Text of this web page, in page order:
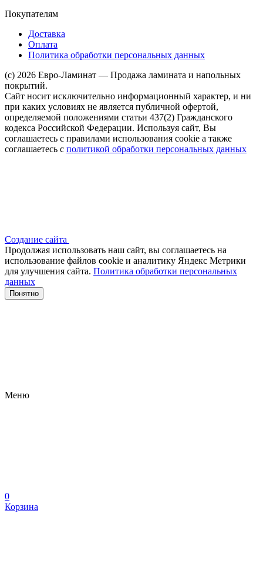
Покупателям
Доставка
Оплата
Политика обработки персональных данных
(c) 2026 Евро-Ламинат — Продажа ламината и напольных
покрытий.
Сайт носит исключительно информационный характер, и ни
при каких условиях не является публичной офертой,
определяемой положениями статьи 437(2) Гражданского
кодекса Российской Федерации. Используя сайт, Вы
соглашаетесь с правилами использования cookie а также
соглашаетесь с политикой обработки персональных данных
Создание сайта
Продолжая использовать наш сайт, вы соглашаетесь на
использование файлов сооkіе и аналитику Яндекс Метрики
для улучшения сайта. Политика обработки персональных
данных
Понятно
Меню
0
Корзина